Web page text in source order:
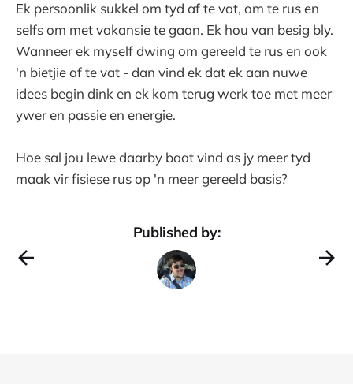
Ek persoonlik sukkel om tyd af te vat, om te rus en
selfs om met vakansie te gaan. Ek hou van besig bly.
Wanneer ek myself dwing om gereeld te rus en ook
'n bietjie af te vat - dan vind ek dat ek aan nuwe
idees begin dink en ek kom terug werk toe met meer
ywer en passie en energie.
Hoe sal jou lewe daarby baat vind as jy meer tyd
maak vir fisiese rus op 'n meer gereeld basis?
Published by: